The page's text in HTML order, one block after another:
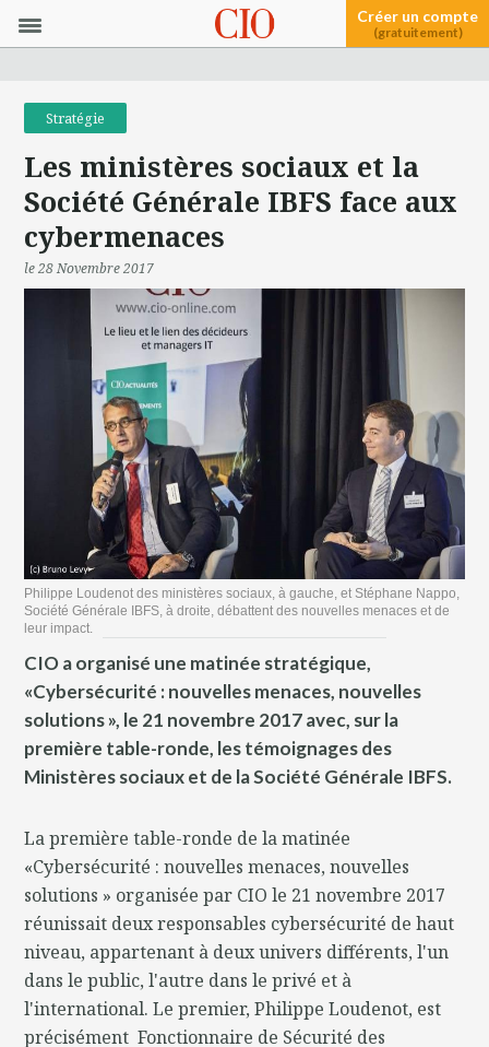
Créer un compte
(gratuitement)
Stratégie
Les ministères sociaux et la
Société Générale IBFS face aux
cybermenaces
le 28 Novembre 2017
Philippe Loudenot des ministères sociaux, à gauche, et Stéphane Nappo,
Société Générale IBFS, à droite, débattent des nouvelles menaces et de
leur impact.
CIO a organisé une matinée stratégique,
«Cybersécurité : nouvelles menaces, nouvelles
solutions », le 21 novembre 2017 avec, sur la
première table-ronde, les témoignages des
Ministères sociaux et de la Société Générale IBFS.
La première table-ronde de la matinée
«Cybersécurité : nouvelles menaces, nouvelles
solutions » organisée par CIO le 21 novembre 2017
réunissait deux responsables cybersécurité de haut
niveau, appartenant à deux univers différents, l'un
dans le public, l'autre dans le privé et à
l'international. Le premier, Philippe Loudenot, est
précisément Fonctionnaire de Sécurité des